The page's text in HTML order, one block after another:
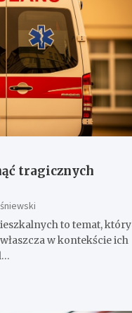
tragicznych
to temat, który
w kontekście ich